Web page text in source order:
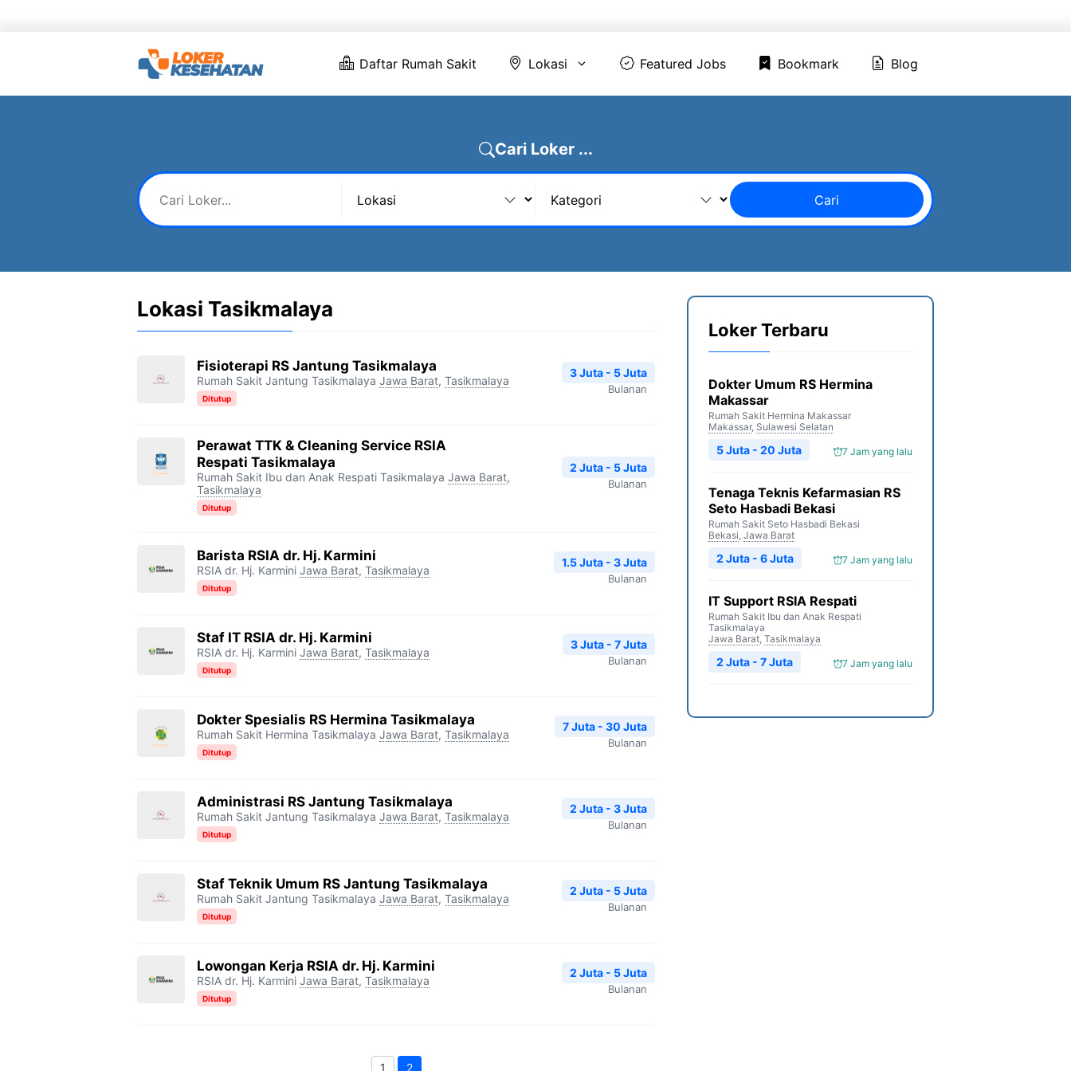
Daftar Rumah Sakit Lokasi Featured Jobs Bookmark Blog
Cari Loker ...
Cari
Lokasi Tasikmalaya
Fisioterapi RS Jantung Tasikmalaya
Rumah Sakit Jantung Tasikmalaya Jawa Barat, Tasikmalaya
Ditutup
3 Juta - 5 Juta
Bulanan
Perawat TTK & Cleaning Service RSIA
Respati Tasikmalaya
Rumah Sakit Ibu dan Anak Respati Tasikmalaya Jawa Barat,
Tasikmalaya
Ditutup
2 Juta - 5 Juta
Bulanan
Barista RSIA dr. Hj. Karmini
RSIA dr. Hj. Karmini Jawa Barat, Tasikmalaya
Ditutup
1.5 Juta - 3 Juta
Bulanan
Staf IT RSIA dr. Hj. Karmini
RSIA dr. Hj. Karmini Jawa Barat, Tasikmalaya
Ditutup
3 Juta - 7 Juta
Bulanan
Dokter Spesialis RS Hermina Tasikmalaya
Rumah Sakit Hermina Tasikmalaya Jawa Barat, Tasikmalaya
Ditutup
7 Juta - 30 Juta
Bulanan
Administrasi RS Jantung Tasikmalaya
Rumah Sakit Jantung Tasikmalaya Jawa Barat, Tasikmalaya
Ditutup
2 Juta - 3 Juta
Bulanan
Staf Teknik Umum RS Jantung Tasikmalaya
Rumah Sakit Jantung Tasikmalaya Jawa Barat, Tasikmalaya
Ditutup
2 Juta - 5 Juta
Bulanan
Lowongan Kerja RSIA dr. Hj. Karmini
RSIA dr. Hj. Karmini Jawa Barat, Tasikmalaya
Ditutup
2 Juta - 5 Juta
Bulanan
1 2
Loker Terbaru
Dokter Umum RS Hermina
Makassar
Rumah Sakit Hermina Makassar
Makassar, Sulawesi Selatan
7 Jam yang lalu
5 Juta - 20 Juta
Tenaga Teknis Kefarmasian RS
Seto Hasbadi Bekasi
Rumah Sakit Seto Hasbadi Bekasi
Bekasi, Jawa Barat
7 Jam yang lalu
2 Juta - 6 Juta
IT Support RSIA Respati
Rumah Sakit Ibu dan Anak Respati
Tasikmalaya
Jawa Barat, Tasikmalaya
7 Jam yang lalu
2 Juta - 7 Juta